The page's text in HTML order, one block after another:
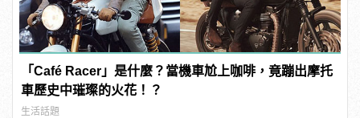
「Café Racer」是什麼？當機車尬上咖啡，竟蹦出摩托
車歷史中璀璨的火花！？
生活話題